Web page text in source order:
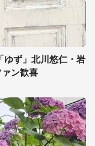
ゆず」北川悠仁・岩
ン歓喜